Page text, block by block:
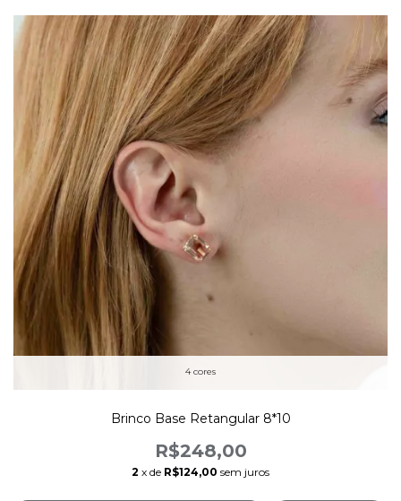
4 cores
Brinco Base Retangular 8*10
R$248,00
2 x de R$124,00 sem juros